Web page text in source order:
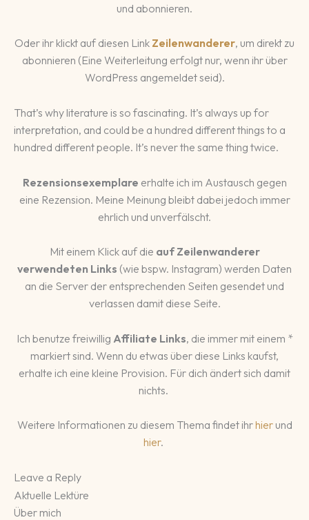
und abonnieren.
Oder ihr klickt auf diesen Link Zeilenwanderer, um direkt zu
abonnieren (Eine Weiterleitung erfolgt nur, wenn ihr über
WordPress angemeldet seid).
That’s why literature is so fascinating. It’s always up for
interpretation, and could be a hundred different things to a
hundred different people. It’s never the same thing twice.
Rezensionsexemplare erhalte ich im Austausch gegen
eine Rezension. Meine Meinung bleibt dabei jedoch immer
ehrlich und unverfälscht.
Mit einem Klick auf die auf Zeilenwanderer
verwendeten Links (wie bspw. Instagram) werden Daten
an die Server der entsprechenden Seiten gesendet und
verlassen damit diese Seite.
Ich benutze freiwillig Affiliate Links, die immer mit einem *
markiert sind. Wenn du etwas über diese Links kaufst,
erhalte ich eine kleine Provision. Für dich ändert sich damit
nichts.
Weitere Informationen zu diesem Thema findet ihrhierund
hier.
Leave a Reply
Aktuelle Lektüre
Über mich